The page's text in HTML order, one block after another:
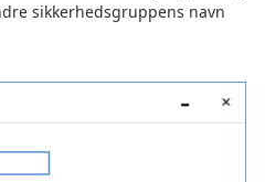
sikkerhedsgruppens navn